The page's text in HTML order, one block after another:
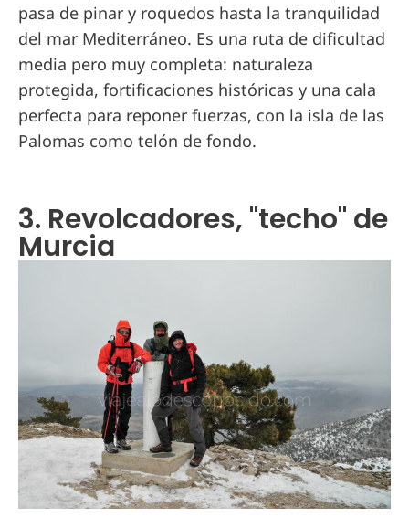
pasa de pinar y roquedos hasta la tranquilidad
del mar Mediterráneo. Es una ruta de dificultad
media pero muy completa: naturaleza
protegida, fortificaciones históricas y una cala
perfecta para reponer fuerzas, con la isla de las
Palomas como telón de fondo.
3. Revolcadores, "techo" de
Murcia